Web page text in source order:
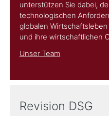
unterstützen Sie dabei,
technologischen
globalen
und ihre wirtschaftlichen
Unser Team
Revision DSG